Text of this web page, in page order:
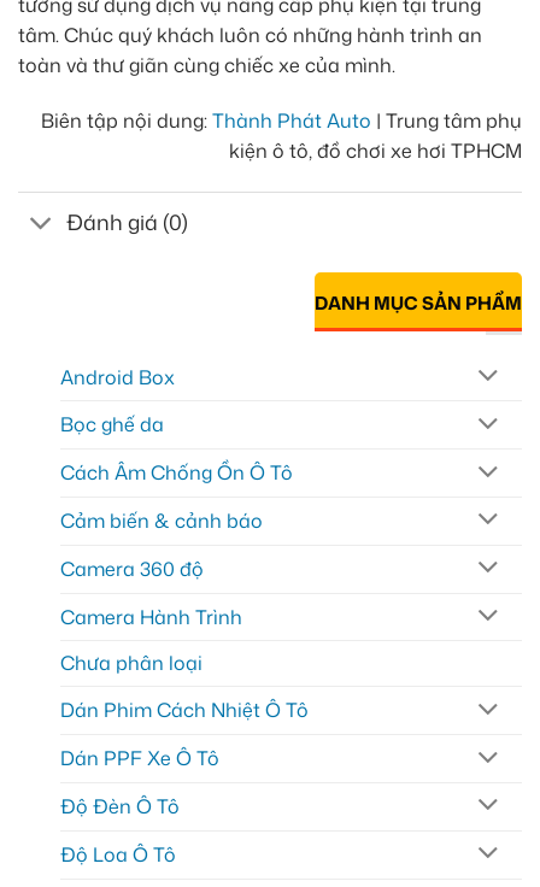
tưởng sử dụng dịch vụ nâng cấp phụ kiện tại trung
tâm. Chúc quý khách luôn có những hành trình an
toàn và thư giãn cùng chiếc xe của mình.
Biên tập nội dung:Thành Phát Auto | Trung tâm phụ
kiện ô tô, đồ chơi xe hơi TPHCM
Đánh giá (0)
DANH MỤC SẢN PHẨM
Android Box
Bọc ghế da
Cách Âm Chống Ồn Ô Tô
Cảm biến & cảnh báo
Camera 360 độ
Camera Hành Trình
Chưa phân loại
Dán Phim Cách Nhiệt Ô Tô
Dán PPF Xe Ô Tô
Độ Đèn Ô Tô
Độ Loa Ô Tô